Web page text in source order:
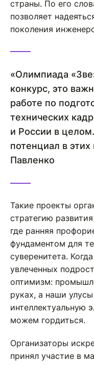
страны. По его
позволяет
поколения
«Олимпиада
конкурс, это
работе по
технических
и России в
потенциал в
Павленко
Такие проекты
стратегию
где ранняя
фундаментом для
суверенитета.
увлеченных
оптимизм:
руках, а наши
интеллектуальную
можем гордиться.
Организаторы
принял участие в